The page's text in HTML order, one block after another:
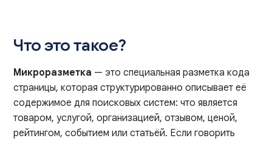
Что это такое?
Микроразметка — это специальная разметка кода
страницы, которая структурированно описывает её
содержимое для поисковых систем: что является
товаром, услугой, организацией, отзывом, ценой,
рейтингом, событием или статьёй. Если говорить